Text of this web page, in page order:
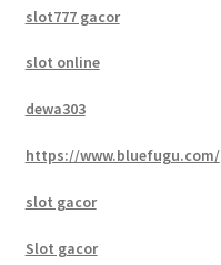
slot777 gacor
slot online
dewa303
https://www.bluefugu.com/
slot gacor
Slot gacor